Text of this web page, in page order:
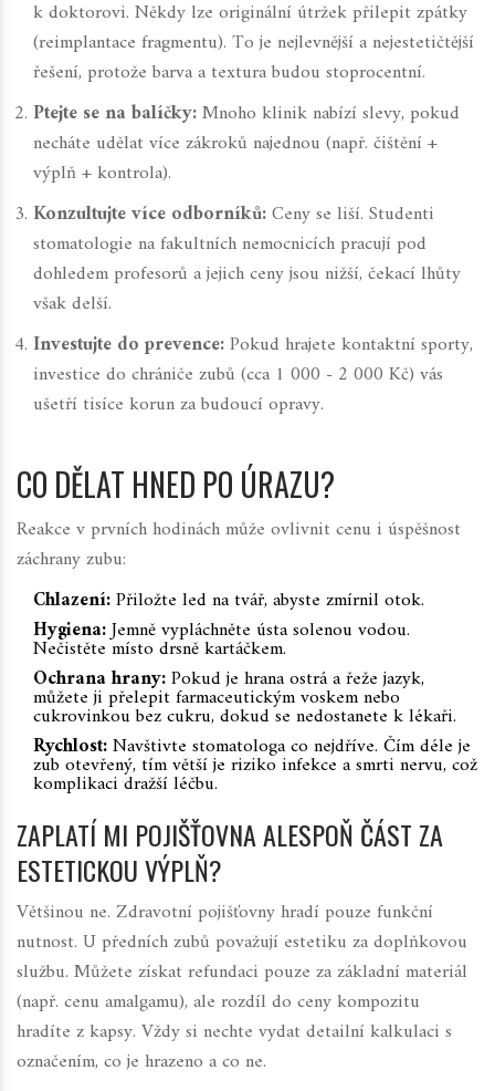
k doktorovi. Někdy lze originální útržek přilepit zpátky
(reimplantace fragmentu). To je nejlevnější a nejestetičtější
řešení, protože barva a textura budou stoprocentní.
Ptejte se na balíčky:Mnoho klinik nabízí slevy, pokud
necháte udělat více zákroků najednou (např. čištění +
výplň + kontrola).
Konzultujte více odborníků:Ceny se liší. Studenti
stomatologie na fakultních nemocnicích pracují pod
dohledem profesorů a jejich ceny jsou nižší, čekací lhůty
však delší.
Investujte do prevence:Pokud hrajete kontaktní sporty,
investice do chrániče zubů (cca 1 000 - 2 000 Kč) vás
ušetří tisíce korun za budoucí opravy.
CO DĚLAT HNED PO ÚRAZU?
Reakce v prvních hodinách může ovlivnit cenu i úspěšnost
záchrany zubu:
Chlazení:Přiložte led na tvář, abyste zmírnil otok.
Hygiena:Jemně vypláchněte ústa solenou vodou.
Nečistěte místo drsně kartáčkem.
Ochrana hrany:Pokud je hrana ostrá a řeže jazyk,
můžete ji přelepit farmaceutickým voskem nebo
cukrovinkou bez cukru, dokud se nedostanete k lékaři.
Rychlost:Navštivte stomatologa co nejdříve. Čím déle je
zub otevřený, tím větší je riziko infekce a smrti nervu, což
komplikaci dražší léčbu.
ZAPLATÍ MI POJIŠŤOVNA ALESPOŇ ČÁST ZA
ESTETICKOU VÝPLŇ?
Většinou ne. Zdravotní pojišťovny hradí pouze funkční
nutnost. U předních zubů považují estetiku za doplňkovou
službu. Můžete získat refundaci pouze za základní materiál
(např. cenu amalgamu), ale rozdíl do ceny kompozitu
hradíte z kapsy. Vždy si nechte vydat detailní kalkulaci s
označením, co je hrazeno a co ne.